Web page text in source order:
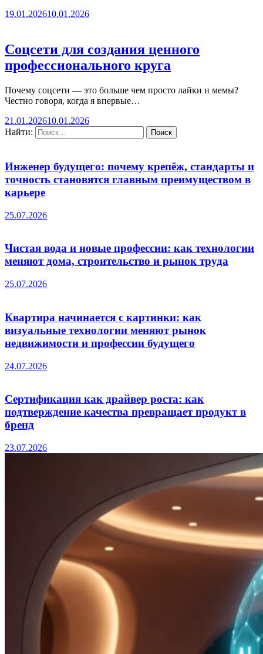
19.01.202610.01.2026
Соцсети для создания ценного
профессионального круга
Почему соцсети — это больше чем просто лайки и мемы?
Честно говоря, когда я впервые…
21.01.202610.01.2026
Найти:
Инженер будущего: почему крепёж, стандарты и
точность становятся главным преимуществом в
карьере
25.07.2026
Чистая вода и новые профессии: как технологии
меняют дома, строительство и рынок труда
25.07.2026
Квартира начинается с картинки: как
визуальные технологии меняют рынок
недвижимости и профессии будущего
24.07.2026
Сертификация как драйвер роста: как
подтверждение качества превращает продукт в
бренд
23.07.2026